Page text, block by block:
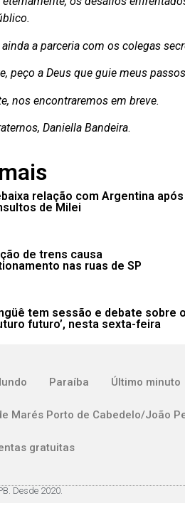
ainda a parceria com os colegas
peço a Deus que guie meus
nos encontraremos em breve.
Daniella Bandeira.
relação com Argentina após
de Milei
de trens causa
nas ruas de SP
tem sessão e debate sobre o
futuro’, nesta sexta-feira
Paraíba Último minuto
Marés Porto de Cabedelo/João
gratuitas
Desde 2020.